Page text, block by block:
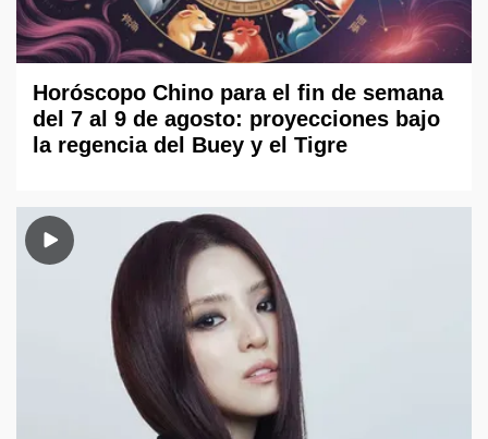
Horóscopo Chino para el fin de semana
del 7 al 9 de agosto: proyecciones bajo
la regencia del Buey y el Tigre